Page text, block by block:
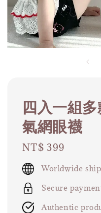
四入一組
氣網眼襪
Regular
price
NT$ 399
Worldwide
Secure
Authentic